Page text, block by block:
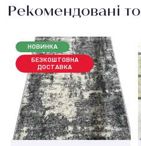
Рекомендовані
НОВИНКА
БЕЗКОШТОВНА
ДОСТАВКА